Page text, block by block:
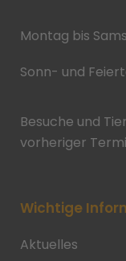
Montag bis
Sonn- und
Besuche und
vorheriger
Wichtige
Aktuelles